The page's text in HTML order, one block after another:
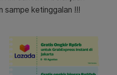
sampe ketinggalan !!!